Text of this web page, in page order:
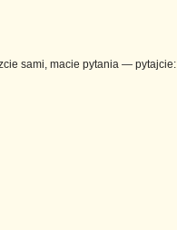
sami, macie pytania — pytajcie: